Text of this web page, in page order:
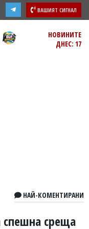
ВАШИЯТ СИГНАЛ
НОВИНИТЕ
ДНЕС: 17
НАЙ-КОМЕНТИРАНИ
спешна среща